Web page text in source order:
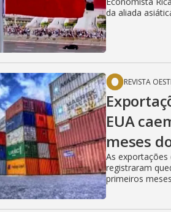
da aliada
REVISTA
EUA
meses
As exportações
registraram
primeiros